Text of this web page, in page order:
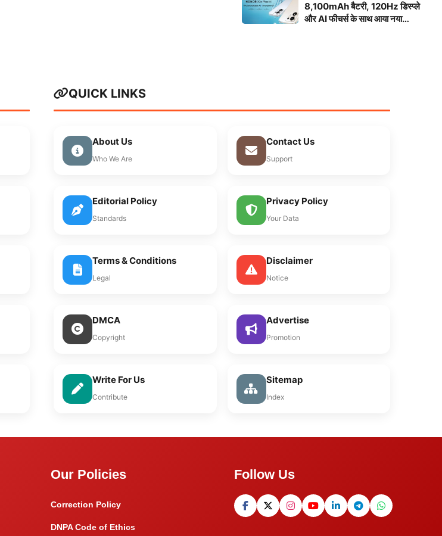
8,100mAh बैटरी, 120Hz डिस्प्ले
और AI फीचर्स के साथ आया नया
QUICK LINKS
About Us
Who We Are
Contact Us
Support
Editorial Policy
Standards
Privacy Policy
Your Data
Terms & Conditions
Legal
Disclaimer
Notice
DMCA
Copyright
Advertise
Promotion
Write For Us
Contribute
Sitemap
Index
Our Policies
Correction Policy
DNPA Code of Ethics
Follow Us